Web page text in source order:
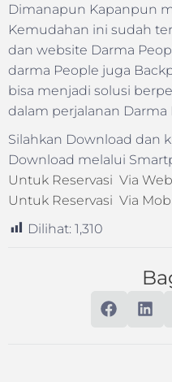
Dimanapun Kapanpun
Kemudahan ini sudah
dan website Darma
darma People juga
bisa menjadi solusi
dalam perjalanan Darma
Silahkan Download dan
Download melalui
Untuk Reservasi Via
Untuk Reservasi Via
Dilihat: 1,310